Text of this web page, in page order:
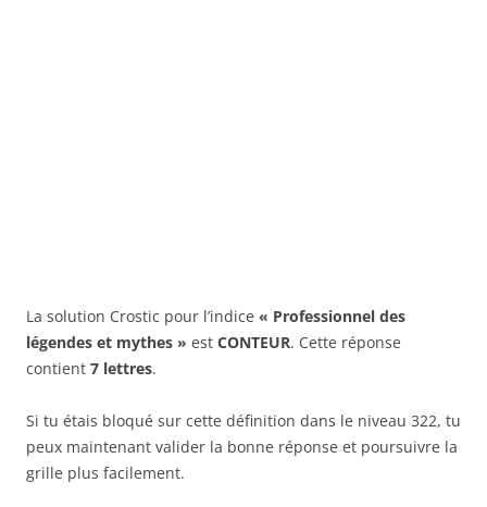
La solution Crostic pour l’indice « Professionnel des
légendes et mythes » est CONTEUR. Cette réponse
contient 7 lettres.
Si tu étais bloqué sur cette définition dans le niveau 322, tu
peux maintenant valider la bonne réponse et poursuivre la
grille plus facilement.